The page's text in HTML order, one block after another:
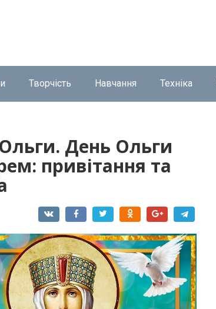
Творчість Навчання Техніка
День Ольги
привітання та